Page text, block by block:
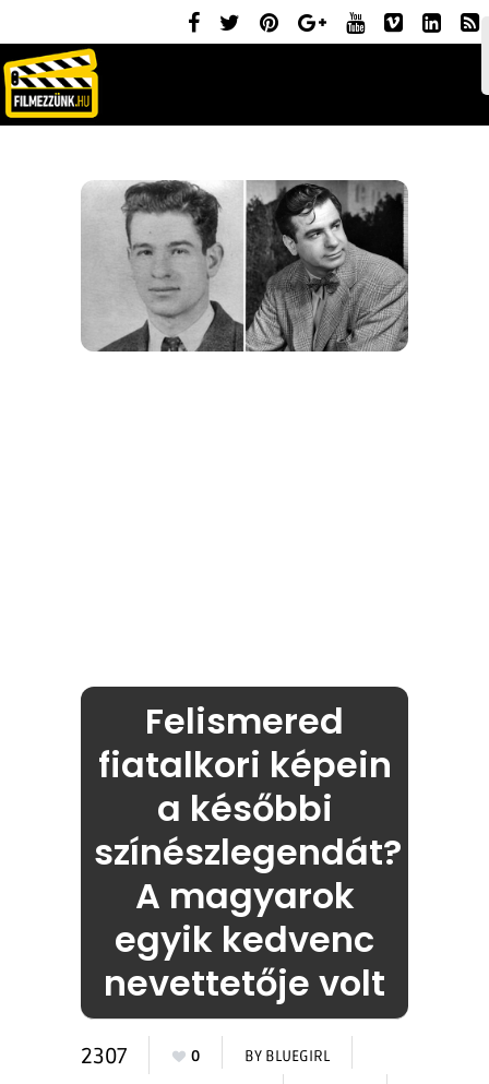
Felismered
fiatalkori képein
a későbbi
színészlegendát?
A magyarok
egyik kedvenc
nevettetője volt
2307 0 BY BLUEGIRL